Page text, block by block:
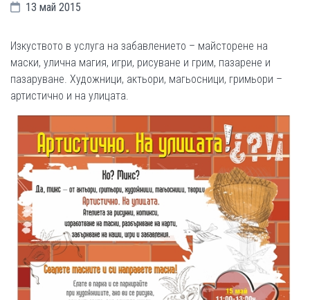
13 май 2015
Изкуството в услуга на забавлението – майсторене на
маски, улична магия, игри, рисуване и грим, пазарене и
пазаруване. Художници, актьори, магьосници, гримьори –
артистично и на улицата.